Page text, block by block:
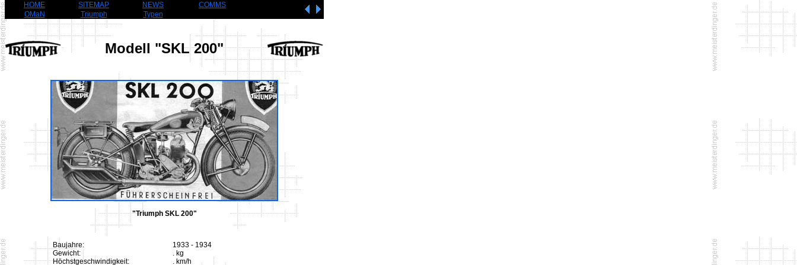
HOME SITEMAP NEWS
COMMS
OMaN
Triumph Typen
Modell "SKL 200"
"Triumph SKL 200"
Baujahre:
1933 - 1934
Gewicht:
. kg
Höchstgeschwindigkeit:
. km/h